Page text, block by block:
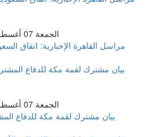
الجمعة 07 أغسطس 2026 11:47 مساءً
مراسل القاهرة الإخبارية: اتفاق
الجمعة 07 أغسطس 2026 11:47 مساءً
بيان مشترك لقمة مكة للدفاع